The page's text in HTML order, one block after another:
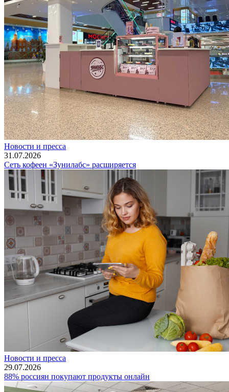
Новости и пресса
31.07.2026
Сеть кофеен «Зунилабс» расширяется
Новости и пресса
29.07.2026
88% россиян покупают продукты онлайн